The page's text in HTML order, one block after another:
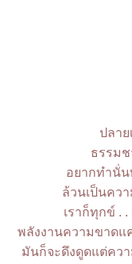
ปลาย
ธรรมช
อยากทำนั่น
ล้วนเป็นคว
เราก็ทุกข์ .
พลังงานความขาดแ
มันก็จะดึงดูดแต่คว